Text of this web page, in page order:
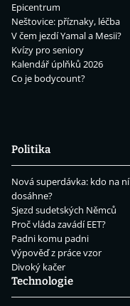
Epicentrum
Neštovice: příznaky, léčba
V čem jezdí Yamal a Mesii?
Kvízy pro seniory
Kalendář úplňků 2026
Co je bodycount?
Politika
Nová superdávka: kdo na ní
dosáhne?
Sjezd sudetských Němců
Proč vláda zavádí EET?
Padni komu padni
Výpověď z práce vzor
Divoký kačer
Technologie